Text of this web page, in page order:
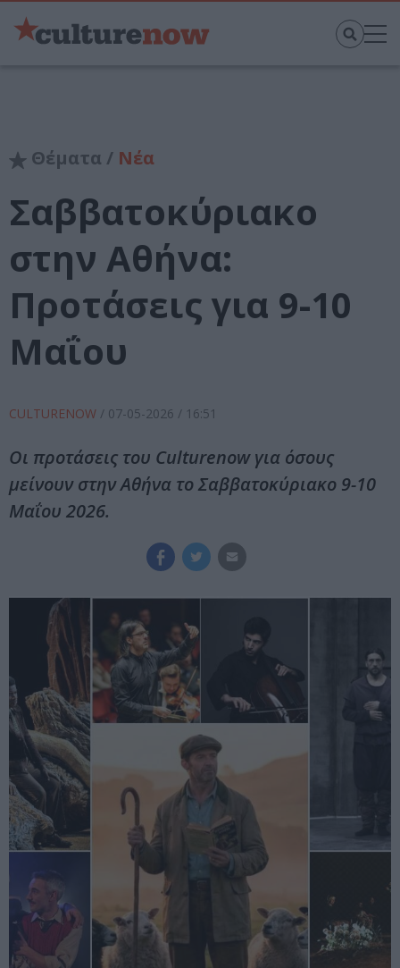
Θέματα / Νέα
Σαββατοκύριακο
στην Αθήνα:
Προτάσεις για 9-10
Μαΐου
CULTURENOW / 07-05-2026 / 16:51
Οι προτάσεις του Culturenow για όσους
μείνουν στην Αθήνα το Σαββατοκύριακο 9-10
Μαΐου 2026.